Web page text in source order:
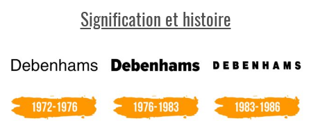
Signification et histoire